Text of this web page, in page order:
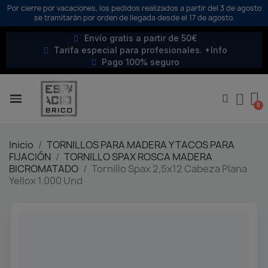
Por cierre por vacaciones, los pedidos realizados a partir del 3 de agosto
se tramitarán por orden de llegada desde el 17 de agosto.
Envío gratis a partir de 50€
Tarifa especial para profesionales. +Info
Pago 100% seguro
Inicio
TORNILLOS PARA MADERA Y TACOS PARA
FIJACIÓN
TORNILLO SPAX ROSCA MADERA
BICROMATADO
Tornillo Spax 2,5x12 Cabeza Plana
Yellox 1.000 Und